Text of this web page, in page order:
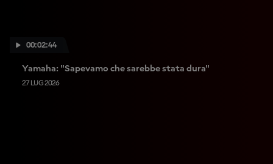
00:02:44
Yamaha: "Sapevamo che sarebbe stata dura"
27 LUG 2026